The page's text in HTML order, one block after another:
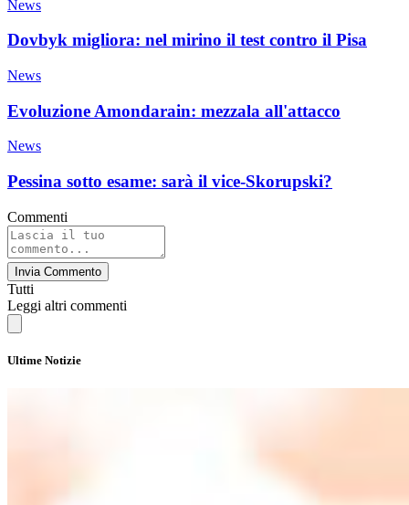
News
Dovbyk migliora: nel mirino il test contro il Pisa
News
Evoluzione Amondarain: mezzala all'attacco
News
Pessina sotto esame: sarà il vice-Skorupski?
Commenti
Invia Commento
Tutti
Leggi altri commenti
Ultime Notizie